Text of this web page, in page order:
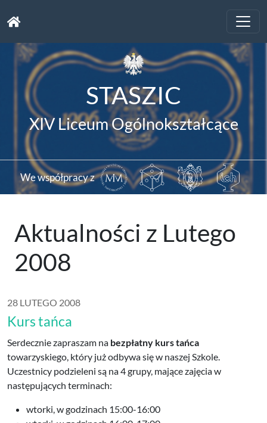
Toggle
STASZIC
XIV Liceum Ogólnokształcące
We współpracy z
Aktualności z Lutego
2008
28 LUTEGO 2008
Kurs tańca
Serdecznie zapraszam na bezpłatny kurs tańca
towarzyskiego, który już odbywa się w naszej Szkole.
Uczestnicy podzieleni są na 4 grupy, mające zajęcia w
następujących terminach:
wtorki, w godzinach 15:00-16:00